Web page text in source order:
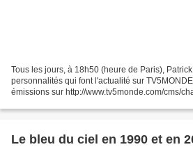
Tous les jours, à 18h50 (heure de Paris),
personnalités qui font l'actualité sur
émissions sur http://www.tv5monde.com/cms/
Le bleu du ciel en 1990 et en